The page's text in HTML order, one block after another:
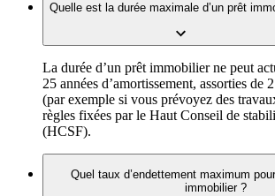
Quelle est la durée maximale d’un prêt
La durée d’un prêt immobilier ne peut
25 années d’amortissement, assorties de
(par exemple si vous prévoyez des
règles fixées par le Haut Conseil de
(HCSF).
Quel taux d’endettement maximum
immobilier ?